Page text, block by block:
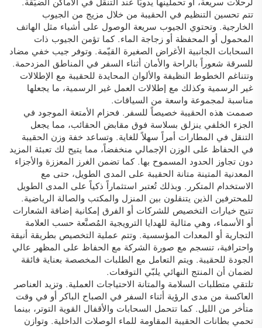
تتم تحسين التنظيم في الحقيبة من خلال مزيج من الجيوب
الخارجية. وتحتوي الجيوب سريعة الوصول على أشياء مثل الهاتف
المحمول أو المحفظة أو زجاجة الماء. كما تؤمن الجيوب ذات
السحابات الجانبية الأغراض الصغيرة القيّمة. وتوفر جيب خفي مضاد
للسرقة شعوراً بالراحة والأمان أثناء السفر في المناطق المزدحمة.
وتتناغم الخطوط النظيفة والألوان المحايدة للحقيبة مع الإطلالات
غير الرسمية وكذلك مع إطلالات العمل غير الرسمية، ما يجعلها
مناسبة لمجموعة واسعة من السياقات.
صممت هذه الحقيبة خصيصاً للسفر. فحزام الأمتعة الموجود في
الجزء الخلفي ينزلق بسلاسة فوق مقابض الحقائب، مما يجعل
التنقل في المطارات أمراً سهلاً للغاية. وتساعد خفة وزن الحقيبة
في الحفاظ على الوزن الإجمالي منخفضاً، مما يتيح لك تعبئة المزيد
دون تجاوز الحدود المسموح بها. كما تضمن الغرز المعززة والأجزاء
المعدنية المتينة متانة الحقيبة على المدى الطويل، حتى مع
الاستخدام المتكرر. وبذلك تُعتبر استثماراً ذكياً على المدى الطويل
للمحترفين الذين يتنقلون بين المنزل والمكتب والصالة الرياضية.
تتيح خيارات التخصيص للشركات أو الفرق إمكانية إضافة الشعارات
أو الأسماء، وهي مثالية للهدايا الترويجية المُصنَّعة حسب العلامة
التجارية أو المعدات المؤسسية. وتتم عملية التخصيص بطريقة أنيقة
واحترافية، تنسجم مع صورة الشركة مع الحفاظ على المظهر عالي
الجودة للحقيبة. ويتم التعامل مع الطلبات المخصصة بعناية فائقة
لضمان أن المنتج النهائي يلبّي التوقعات.
تلتقي متطلبات السلامة والمتانة الاحتياجات العملية. وتزيد العناصر
العاكسة من مدى الرؤية أثناء السفر في الصباح الباكر أو في وقت
متأخر من الليل. كما تتحمل السحابات والأقفال القوية التوتر، بينما
تحمي بطانات الحقيبة المقاومة للماء الوصلات الداخلية. وتوازن